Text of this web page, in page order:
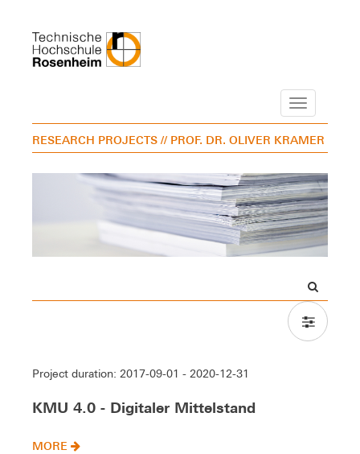
Navigation
RESEARCH PROJECTS // PROF. DR. OLIVER KRAMER
Project duration: 2017-09-01 - 2020-12-31
KMU 4.0 - Digitaler Mittelstand
MORE